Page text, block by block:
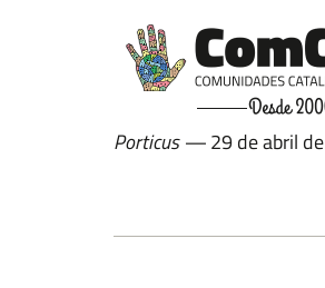
Porticus —29 de abril
Nome